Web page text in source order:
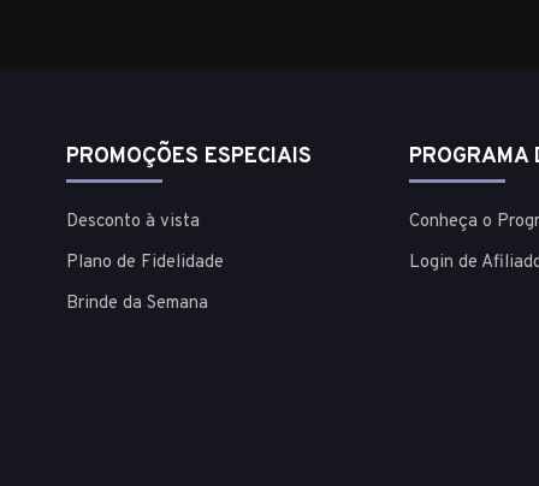
PROMOÇÕES ESPECIAIS
Desconto à vista
Plano de Fidelidade
Brinde da Semana
PROGRAMA
Conheça o
Login de